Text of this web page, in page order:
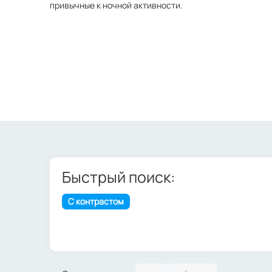
привычные к ночной активности.
Быстрый поиск:
С контрастом